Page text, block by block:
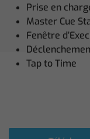
Prise en
Master Cue
Fenêtre
Tap to Time